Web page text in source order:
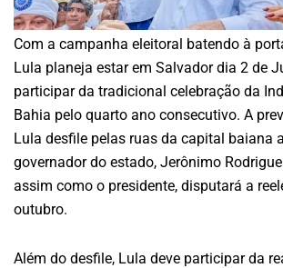
Com a campanha eleitoral batendo à
Lula planeja estar em Salvador dia 2 de
participar da tradicional celebração da
Bahia pelo quarto ano consecutivo. A
Lula desfile pelas ruas da capital baiana
governador do estado, Jerônimo
assim como o presidente, disputará a
outubro.
Além do desfile, Lula deve participar da